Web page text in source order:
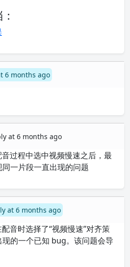
6 months ago
at 6 months ago
过程中选中视频慢速之后，最
一片段一直出现的问题
at 6 months ago
音时选择了“视频慢速”对齐策
的一个已知 bug。该问题会导